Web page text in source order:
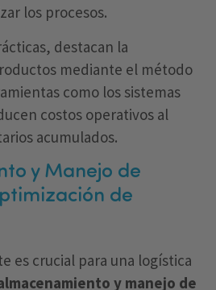
los procesos.
destacan la
mediante el método
como los sistemas
costos operativos al
acumulados.
y Manejo de
de
es crucial para una logística
y manejo de